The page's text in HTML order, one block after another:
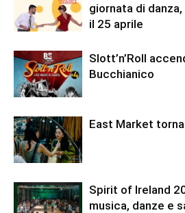
giornata di
il 25 aprile
Slott’n’Roll
Bucchianico
East Market
Spirit of Ireland
musica, danze e